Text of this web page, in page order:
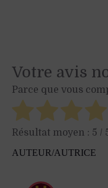
Votre avis
Parce que vous
Résultat moyen : 5 /
AUTEUR/AUTRICE